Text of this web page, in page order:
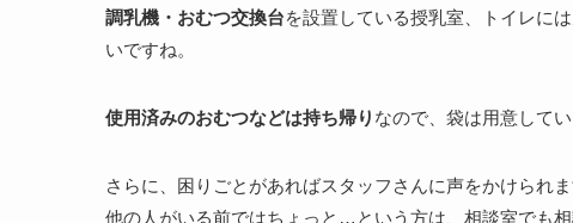
調乳機・おむつ交換台を設置している授乳室、トイレに
いですね。
使用済みのおむつなどは持ち帰り なので、袋は用意してい
さらに、困りごとがあればスタッフさんに声をかけられま
他の人がいる前ではちょっと…という方は、相談室でも相